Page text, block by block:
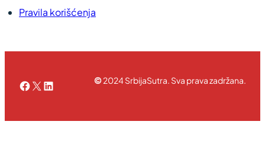
Pravila korišćenja
Facebook
X LinkedIn©2024 SrbijaSutra. Sva prava zadržana.